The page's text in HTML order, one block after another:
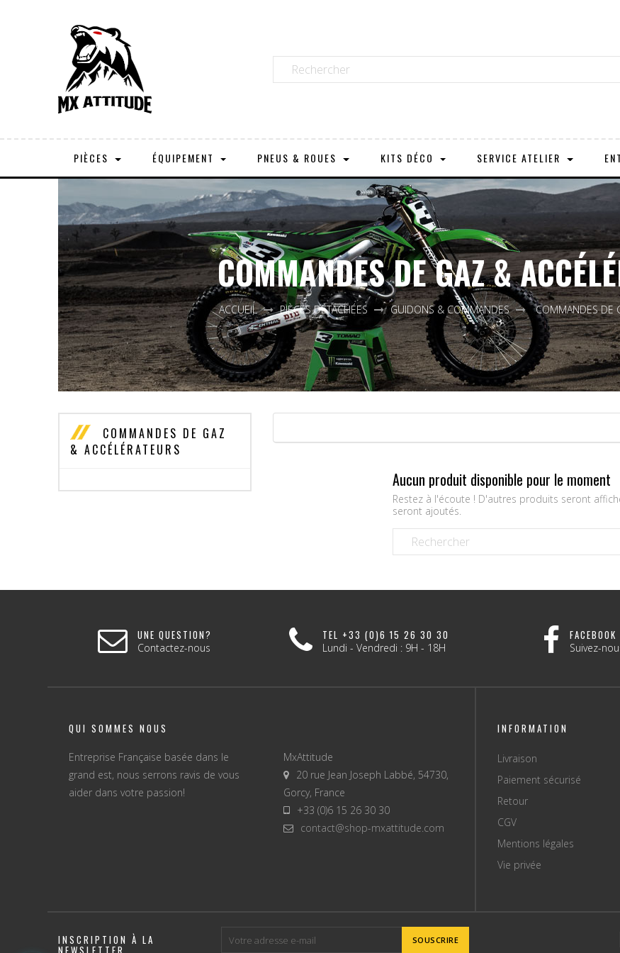
PIÈCES ÉQUIPEMENT PNEUS & ROUES KITS DÉCO SERVICE ATELIER
COMMANDES DE GAZ &
ACCUEIL PIÈCES DÉTACHÉES GUIDONS & COMMANDES COMMANDES DE
COMMANDES DE GAZ
& ACCÉLÉRATEURS
Aucun produit disponible pour le moment
Restez à l'écoute ! D'autres produits seront
seront ajoutés.
UNE QUESTION?
Contactez-nous
TEL +33 (0)6 15 26 30 30
Lundi - Vendredi : 9H - 18H
FACEBOOK
Suivez-
QUI SOMMES NOUS
Entreprise Française basée dans le
grand est, nous serrons ravis de vous
aider dans votre passion!
MxAttitude
20 rue Jean Joseph Labbé, 54730,
Gorcy, France
+33 (0)6 15 26 30 30
contact@shop-mxattitude.com
INFORMATION
Livraison
Paiement sécurisé
Retour
CGV
Mentions légales
Vie privée
INSCRIPTION À LA
NEWSLETTER
SOUSCRIRE